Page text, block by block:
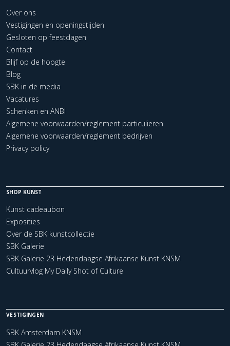
Over ons
Vestigingen en openingstijden
Gesloten op feestdagen
Contact
Blijf op de hoogte
Blog
SBK in de media
Vacatures
Schenken en ANBI
Algemene voorwaarden/reglement particulieren
Algemene voorwaarden/reglement bedrijven
Privacy policy
SHOP KUNST
Kunst cadeaubon
Exposities
Over de SBK kunstcollectie
SBK Galerie
SBK Galerie 23 Hedendaagse Afrikaanse Kunst KNSM
Cultuurvlog My Daily Shot of Culture
VESTIGINGEN
SBK Amsterdam KNSM